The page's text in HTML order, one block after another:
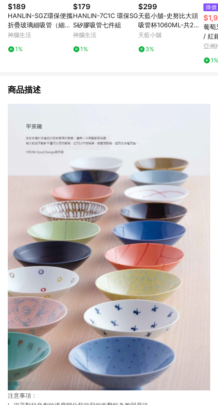
$189
HANLIN-SGZ環保便攜
折疊玻璃細吸管（細
管）
神腦生活
1%
$179
HANLIN-7C1C 環保SG
S矽膠吸管七件組
神腦生活
1%
$299
天藍小舖-史努比大頭
吸管杯1060ML-共2
色-$299【A1111544
天藍小舖
3%
降價
葡
/ 紅
叉四
亞洲
1%
商品描述
注意事項：